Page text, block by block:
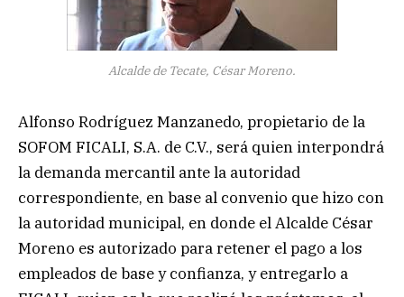
Alcalde de Tecate, César Moreno.
Alfonso Rodríguez Manzanedo, propietario de la
SOFOM FICALI, S.A. de C.V., será quien interpondrá
la demanda mercantil ante la autoridad
correspondiente, en base al convenio que hizo con
la autoridad municipal, en donde el Alcalde César
Moreno es autorizado para retener el pago a los
empleados de base y confianza, y entregarlo a